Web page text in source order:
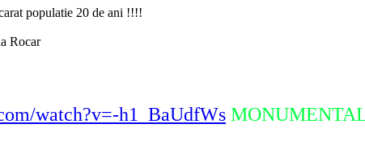
populatie 20 de ani !!!!
Rocar
watch?v=-h1_BaUdfWs